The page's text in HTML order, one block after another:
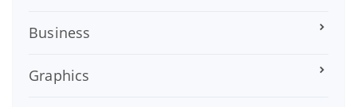
Business
Graphics